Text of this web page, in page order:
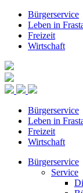
Bürgerservice
Leben in
Freizeit
Wirtschaft
Bürgerservice
Leben in
Freizeit
Wirtschaft
Bürgerservice
Service